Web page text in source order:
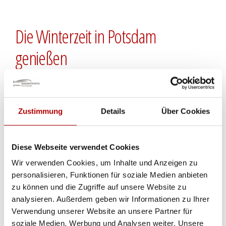
Zustimmung Details Über Cookies
Diese Webseite verwendet Cookies
Wir verwenden Cookies, um Inhalte und Anzeigen zu
personalisieren, Funktionen für soziale Medien anbieten
zu können und die Zugriffe auf unsere Website zu
analysieren. Außerdem geben wir Informationen zu Ihrer
Verwendung unserer Website an unsere Partner für
soziale Medien, Werbung und Analysen weiter. Unsere
Die Winterzeit in Potsdam
genießen
Zur Winterzeit legt sich ein sinnlicher
Zauber über die brandenburgische
Landeshauptstadt. Werden zur kalten
Jahreszeit die Tage immer kürzer, leuchtet
die Innenstadt Potsdams um so
glanzvoller.
Liebevoll dekorierte Geschäfte, würziger
Glühweinduft und traditionelle